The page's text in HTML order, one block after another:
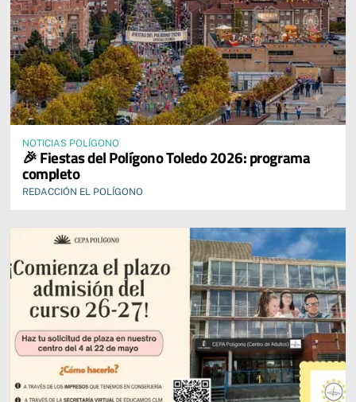
NOTICIAS POLÍGONO
🎉 Fiestas del Polígono Toledo 2026: programa
completo
REDACCIÓN EL POLÍGONO